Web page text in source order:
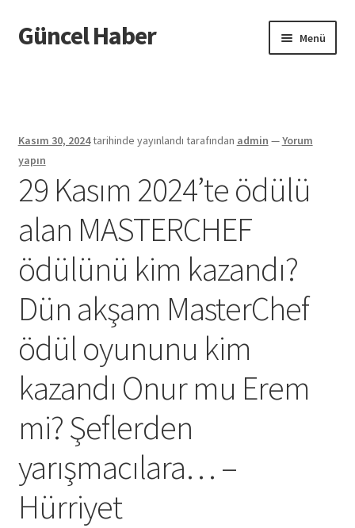
Dolaşıma
geç
İçeriğe
geç
Güncel Haber Menü
Kasım 30, 2024tarihinde yayınlandı tarafından admin —Yorum
yapın
29 Kasım 2024’te ödülü
alan MASTERCHEF
ödülünü kim kazandı?
Dün akşam MasterChef
ödül oyununu kim
kazandı Onur mu Erem
mi? Şeflerden
yarışmacılara… –
Hürriyet